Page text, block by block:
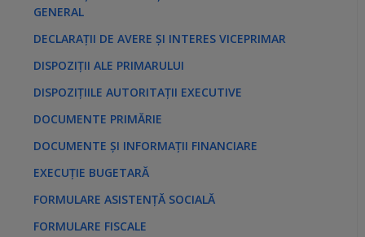
GENERAL
DECLARAȚII DE AVERE ȘI INTERES VICEPRIMAR
DISPOZIȚII ALE PRIMARULUI
DISPOZIȚIILE AUTORITAȚII EXECUTIVE
DOCUMENTE PRIMĂRIE
DOCUMENTE ȘI INFORMAȚII FINANCIARE
EXECUȚIE BUGETARĂ
FORMULARE ASISTENȚĂ SOCIALĂ
FORMULARE FISCALE